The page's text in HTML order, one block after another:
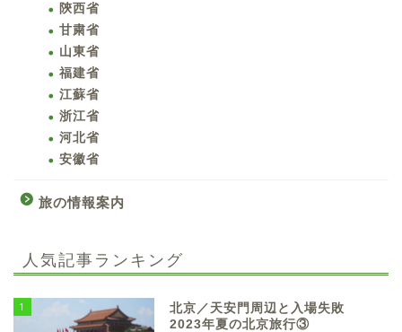
陝西省
甘粛省
山東省
福建省
江蘇省
浙江省
河北省
安徽省
旅の情報案内
人気記事ランキング
1
北京／天安門周辺と入場失敗
2023年夏の北京旅行③